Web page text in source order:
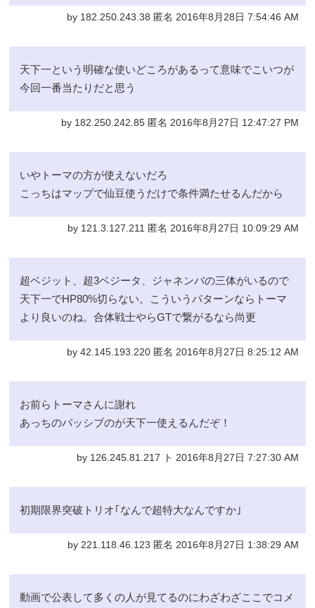
by 182.250.243.38 匿名 2016年8月28日 7:54:46 AM
天下一という明確な使いどころがあるって意味でこいつが
今回一番当たりだと思う
by 182.250.242.85 匿名 2016年8月27日 12:47:27 PM
いやトーマの方が使えないだろ
こっちはマップで仙豆使うだけで条件満たせるんだから
by 121.3.127.211 匿名 2016年8月27日 10:09:29 AM
超ベジット、超3ベジータ、ジャネンバの三体がいるので
天下一でHP80%切らない。こういうパターンならトーマ
より良いのね。合体戦士やらGTで繋がるなら尚更
by 42.145.193.220 匿名 2016年8月27日 8:25:12 AM
お前らトーマさんに謝れ
あっちのパッシブのが天下一使えるんだぞ！
by 126.245.81.217 ト 2016年8月27日 7:27:30 AM
初期限界突破トリオ｢なんで超特大なんですか｣
by 221.118.46.123 匿名 2016年8月27日 1:38:29 AM
動画で公表して多くの人が見てるのにわざわざここでコメ